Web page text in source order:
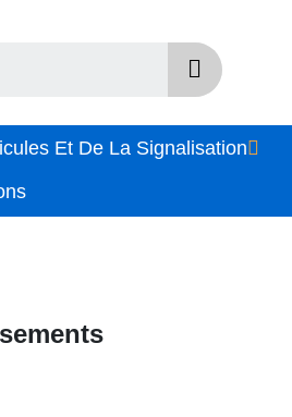
Et De La Signalisation